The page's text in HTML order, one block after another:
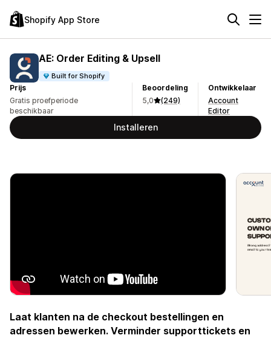
Shopify App Store
AE: Order Editing & Upsell
Built for Shopify
Prijs
Gratis proefperiode
beschikbaar
Beoordeling
5,0
(249)
Ontwikkelaar
Account
Editor
Installeren
Laat klanten na de checkout bestellingen en
adressen bewerken. Verminder supporttickets en